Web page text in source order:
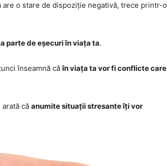
are o stare de dispoziție negativă, trece printr-o
parte de eșecuri în viața ta.
înseamnă căîn viața ta vor fi conflicte care
că anumite situații stresante îți vor